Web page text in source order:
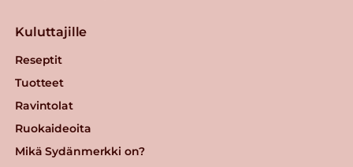
Kuluttajille
Reseptit
Tuotteet
Ravintolat
Ruokaideoita
Mikä Sydänmerkki on?